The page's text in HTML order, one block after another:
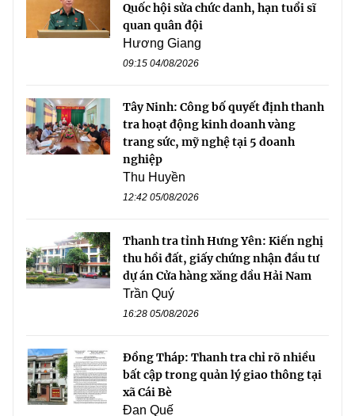
Quốc hội sửa chức danh, hạn tuổi sĩ
quan quân đội
Hương Giang
09:15 04/08/2026
Tây Ninh: Công bố quyết định thanh
tra hoạt động kinh doanh vàng
trang sức, mỹ nghệ tại 5 doanh
nghiệp
Thu Huyền
12:42 05/08/2026
Thanh tra tỉnh Hưng Yên: Kiến nghị
thu hồi đất, giấy chứng nhận đầu tư
dự án Cửa hàng xăng dầu Hải Nam
Trần Quý
16:28 05/08/2026
Đồng Tháp: Thanh tra chỉ rõ nhiều
bất cập trong quản lý giao thông tại
xã Cái Bè
Đan Quế